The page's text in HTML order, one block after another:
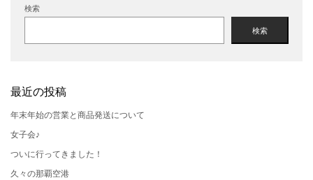
検索
検索
最近の投稿
年末年始の営業と商品発送について
女子会♪
ついに行ってきました！
久々の那覇空港